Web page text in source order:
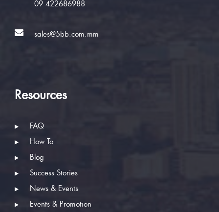
09 422686988
sales@5bb.com.mm
Resources
FAQ
How To
Blog
Success Stories
News & Events
Events & Promotion